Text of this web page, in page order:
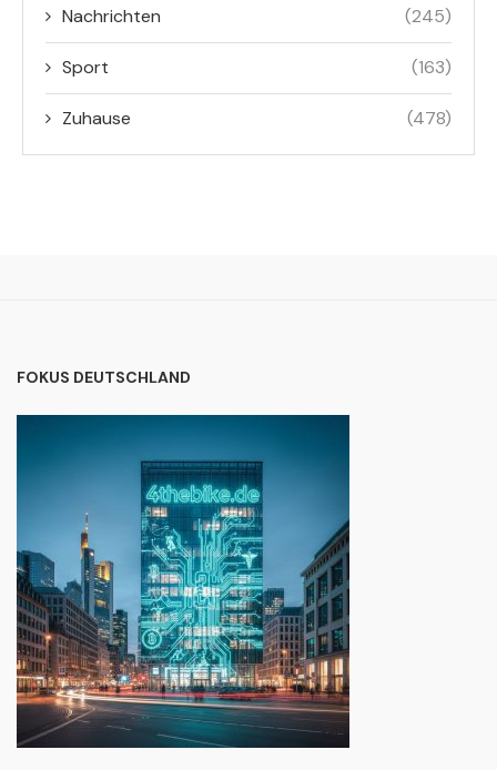
Nachrichten (245)
Sport (163)
Zuhause (478)
FOKUS DEUTSCHLAND